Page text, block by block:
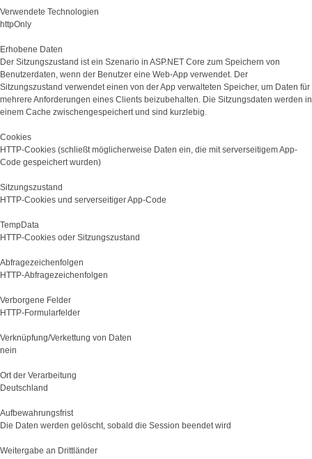
Verwendete Technologien
httpOnly
Erhobene Daten
Der Sitzungszustand ist ein Szenario in ASP.NET Core zum Speichern von
Benutzerdaten, wenn der Benutzer eine Web-App verwendet. Der
Sitzungszustand verwendet einen von der App verwalteten Speicher, um Daten für
mehrere Anforderungen eines Clients beizubehalten. Die Sitzungsdaten werden in
einem Cache zwischengespeichert und sind kurzlebig.
Cookies
HTTP-Cookies (schließt möglicherweise Daten ein, die mit serverseitigem App-
Code gespeichert wurden)
Sitzungszustand
HTTP-Cookies und serverseitiger App-Code
TempData
HTTP-Cookies oder Sitzungszustand
Abfragezeichenfolgen
HTTP-Abfragezeichenfolgen
Verborgene Felder
HTTP-Formularfelder
Verknüpfung/Verkettung von Daten
nein
Ort der Verarbeitung
Deutschland
Aufbewahrungsfrist
Die Daten werden gelöscht, sobald die Session beendet wird
Weitergabe an Drittländer